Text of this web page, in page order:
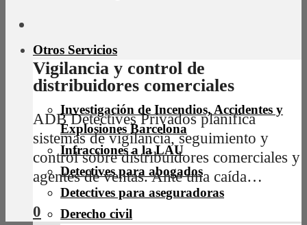
Otros Servicios
Investigación de Incendios, Accidentes y
Explosiones Barcelona
Infracciones a la LAU
Detectives para abogados
Detectives para aseguradoras
Derecho civil
Vigilancia y control de
distribuidores comerciales
ADB Detectives Privados planifica
sistemas de vigilancia, seguimiento y
control sobre distribuidores comerciales y
agentes de ventas. Ante una caída…
0